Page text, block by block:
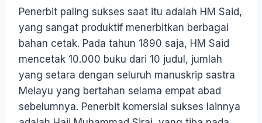
Penerbit paling sukses saat itu adalah HM Said,
yang sangat produktif menerbitkan berbagai
bahan cetak. Pada tahun 1890 saja, HM Said
mencetak 10.000 buku dari 10 judul, jumlah
yang setara dengan seluruh manuskrip sastra
Melayu yang bertahan selama empat abad
sebelumnya. Penerbit komersial sukses lainnya